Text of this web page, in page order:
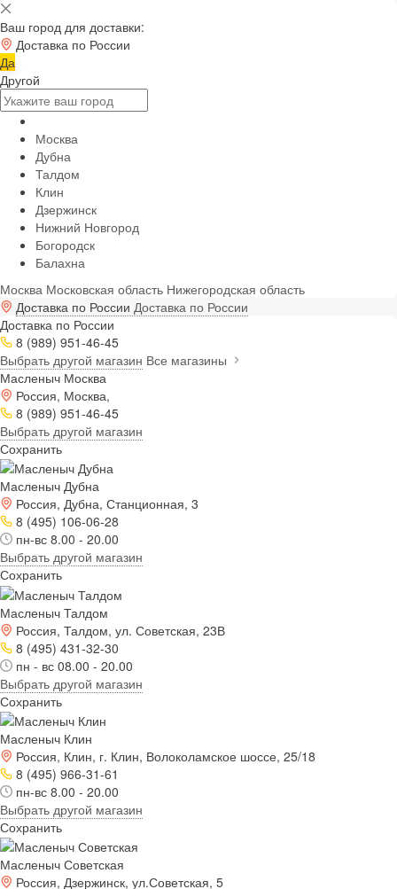
Ваш город для доставки:
Доставка по России
Да
Другой
Москва
Дубна
Талдом
Клин
Дзержинск
Нижний Новгород
Богородск
Балахна
Москва Московская область Нижегородская область
Доставка по России Доставка по России
Доставка по России
8 (989) 951-46-45
Выбрать другой магазин Все магазины
Масленыч Москва
Россия, Москва,
8 (989) 951-46-45
Выбрать другой магазин
Сохранить
Масленыч Дубна
Россия, Дубна, Станционная, 3
8 (495) 106-06-28
пн-вс 8.00 - 20.00
Выбрать другой магазин
Сохранить
Масленыч Талдом
Россия, Талдом, ул. Советская, 23В
8 (495) 431-32-30
пн - вс 08.00 - 20.00
Выбрать другой магазин
Сохранить
Масленыч Клин
Россия, Клин, г. Клин, Волоколамское шоссе, 25/18
8 (495) 966-31-61
пн-вс 8.00 - 20.00
Выбрать другой магазин
Сохранить
Масленыч Советская
Россия, Дзержинск, ул.Советская, 5